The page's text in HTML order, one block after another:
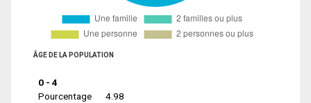
ÂGE DE LA POPULATION
0 - 4
Pourcentage
4.98